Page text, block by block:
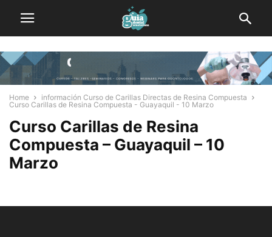
Home
información Curso de Carillas Directas de Resina Compuesta
Curso Carillas de Resina Compuesta - Guayaquil - 10 Marzo
Curso Carillas de Resina
Compuesta – Guayaquil – 10
Marzo